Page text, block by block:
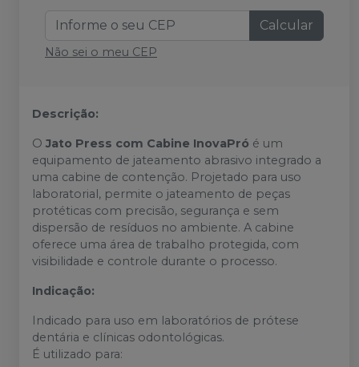
Calcular
Não sei o meu CEP
Descrição:
O Jato Press com Cabine InovaPró é um
equipamento de jateamento abrasivo integrado a
uma cabine de contenção. Projetado para uso
laboratorial, permite o jateamento de peças
protéticas com precisão, segurança e sem
dispersão de resíduos no ambiente. A cabine
oferece uma área de trabalho protegida, com
visibilidade e controle durante o processo.
Indicação:
Indicado para uso em laboratórios de prótese
dentária e clínicas odontológicas.
É utilizado para: